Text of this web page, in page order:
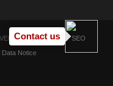
| POWERED BYSEO
Data Notice
Contact us